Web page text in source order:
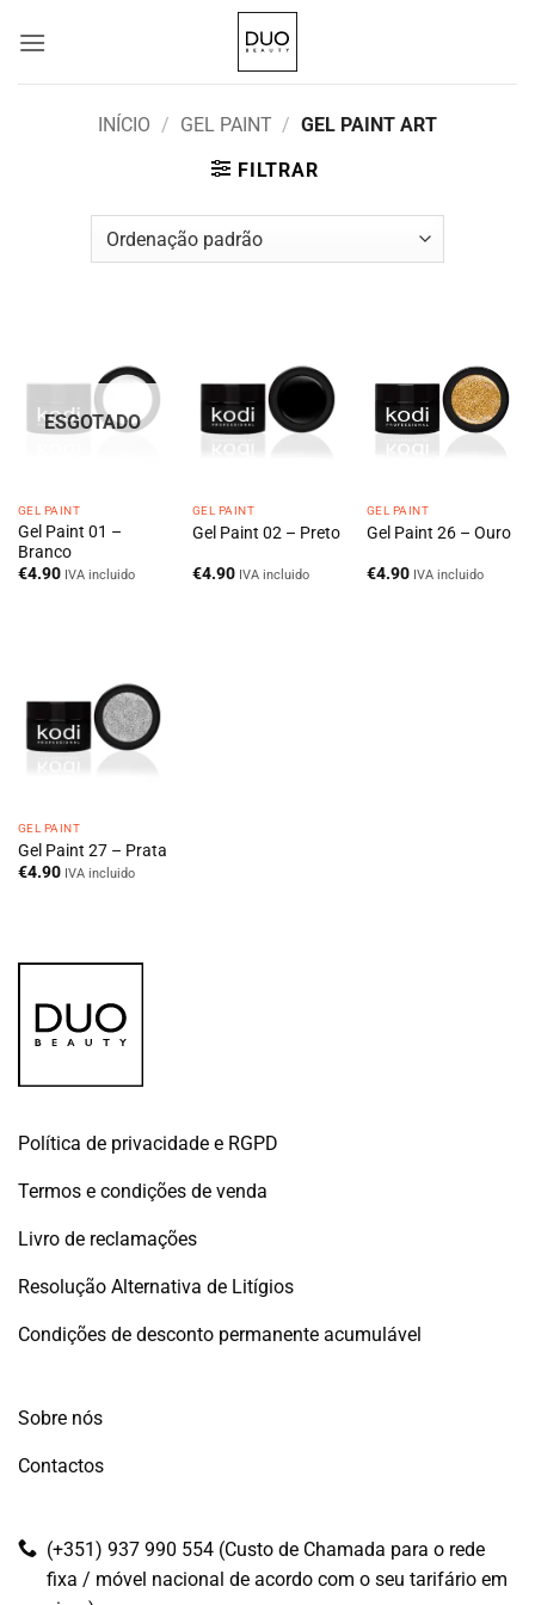
INÍCIO / GEL PAINT / GEL PAINT ART
FILTRAR
ESGOTADO
GEL PAINT
Gel Paint 01 –
Branco
€4.90 IVA incluido
GEL PAINT
Gel Paint 02 – Preto
€4.90 IVA incluido
GEL PAINT
Gel Paint 26 – Ouro
€4.90 IVA incluido
GEL PAINT
Gel Paint 27 – Prata
€4.90 IVA incluido
Política de privacidade e RGPD
Termos e condições de venda
Livro de reclamações
Resolução Alternativa de Litígios
Condições de desconto permanente acumulável
Sobre nós
Contactos
(+351) 937 990 554 (Custo de Chamada para o rede
fixa / móvel nacional de acordo com o seu tarifário em